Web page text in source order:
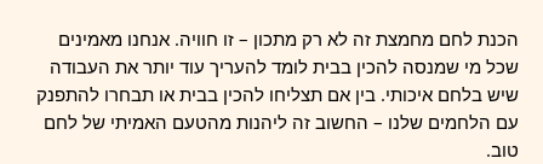
הכנת לחם מחמצת זה לא רק מתכון – זו חוויה. אנחנו מאמינים
שכל מי שמנסה להכין בבית לומד להעריך עוד יותר את העבודה
שיש בלחם איכותי. בין אם תצליחו להכין בבית או תבחרו להתפנק
עם הלחמים שלנו – החשוב זה ליהנות מהטעם האמיתי של לחם
טוב.